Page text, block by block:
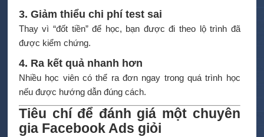
3. Giảm thiểu chi phí test sai
Thay vì “đốt tiền” để học, bạn được đi theo lộ trình đã
được kiểm chứng.
4. Ra kết quả nhanh hơn
Nhiều học viên có thể ra đơn ngay trong quá trình học
nếu được hướng dẫn đúng cách.
Tiêu chí để đánh giá một chuyên
gia Facebook Ads giỏi